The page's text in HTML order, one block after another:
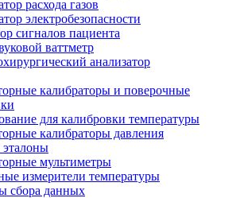
расхода газов
электробезопасности
сигналов пациента
ваттметр
анализатор
калибраторы и поверочные
для калибровки температуры
калибраторы давления
мультиметры
измерители температуры
сбора данных